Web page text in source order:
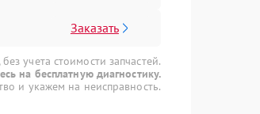
Заказать
учета стоимости запчастей.
на бесплатную диагностику.
и укажем на неисправность.